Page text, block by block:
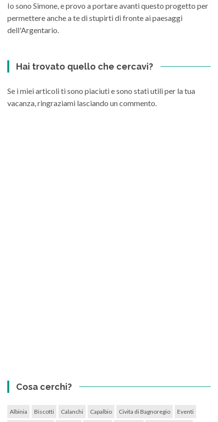
Io sono Simone, e provo a portare avanti questo progetto per
permettere anche a te di stupirti di fronte ai paesaggi
dell'Argentario.
Hai trovato quello che cercavi?
Se i miei articoli ti sono piaciuti e sono stati utili per la tua
vacanza, ringraziami lasciando un commento.
Cosa cerchi?
Albinia Biscotti Calanchi Capalbio Civita di Bagnoregio Eventi